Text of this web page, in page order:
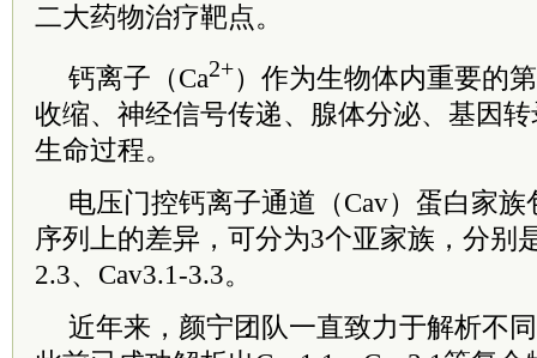
二大药物治疗靶点。
钙离子（Ca2+）作为生物体内重要的
收缩、神经信号传递、腺体分泌、基因
生命过程。
电压门控钙离子通道（Cav）蛋白家
序列上的差异，可分为3个亚家族，分别
2.3、Cav3.1-3.3。
近年来，颜宁团队一直致力于解析不